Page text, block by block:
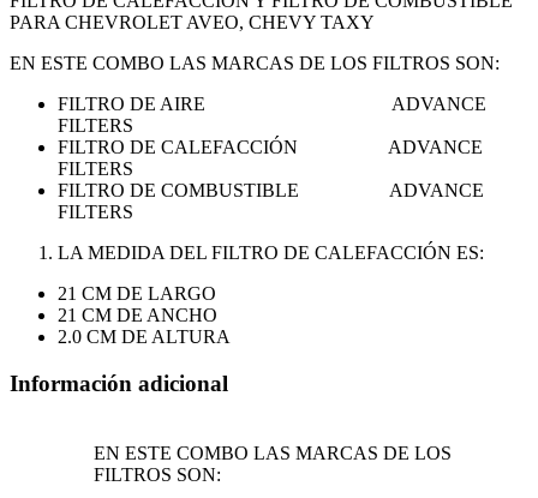
PARA CHEVROLET AVEO, CHEVY TAXY
EN ESTE COMBO LAS MARCAS DE LOS FILTROS SON:
FILTRO DE AIRE ADVANCE
FILTERS
FILTRO DE CALEFACCIÓN ADVANCE
FILTERS
FILTRO DE COMBUSTIBLE ADVANCE
FILTERS
LA MEDIDA DEL FILTRO DE CALEFACCIÓN ES:
21 CM DE LARGO
21 CM DE ANCHO
2.0 CM DE ALTURA
Información adicional
EN ESTE COMBO LAS MARCAS DE LOS
FILTROS SON: